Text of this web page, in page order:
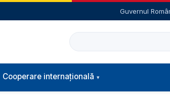
Guvernul
Caută
Cooperare internațională